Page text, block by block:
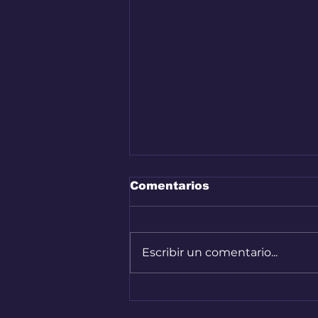
Comentarios
Escribir un comentario...